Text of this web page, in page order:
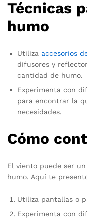
Técnicas
humo
Utiliza accesorios
difusores y
cantidad de humo.
Experimenta con
para encontrar la
necesidades.
Cómo
El viento puede ser
humo. Aquí te
Utiliza pantallas o
Experimenta con